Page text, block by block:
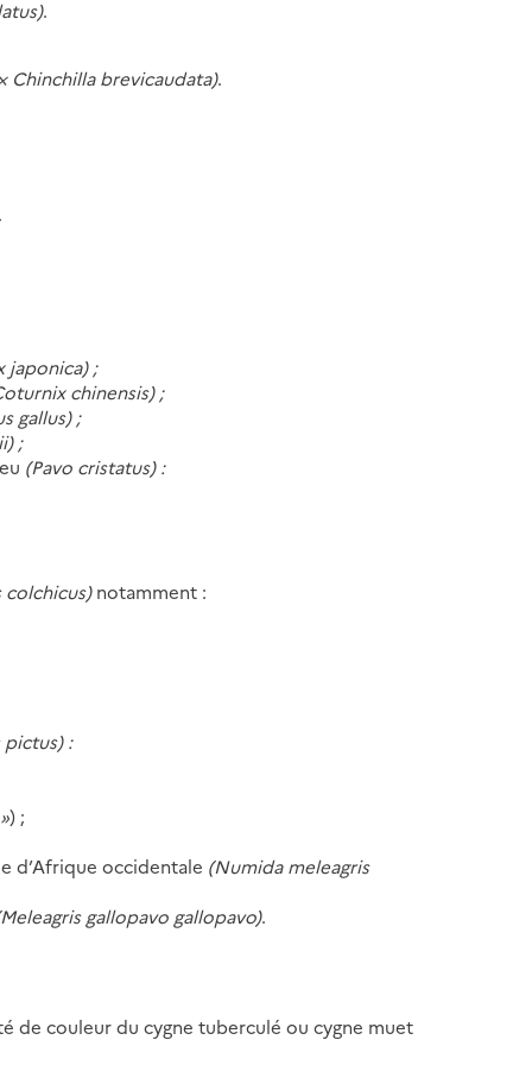
.
Chinchilla brevicaudata).
japonica) ;
chinensis) ;
gallus) ;
;
(Pavo cristatus) :
colchicus)notamment :
pictus) :
) ;
d’Afrique occidentale (Numida meleagris
gallopavo gallopavo).
de couleur du cygne tuberculé ou cygne muet